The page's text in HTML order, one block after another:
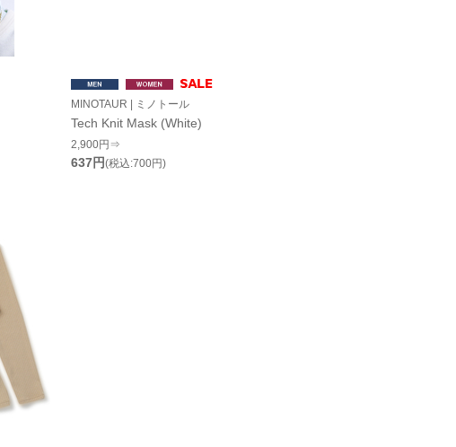
MINOTAUR | ミノトール
Tech Knit Mask (White)
2,900円⇒
637円(税込:700円)